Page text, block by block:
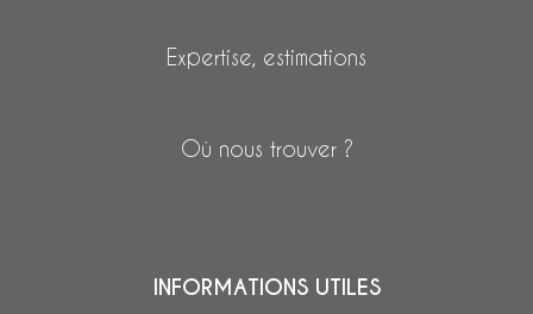
Expertise, estimations
Où nous trouver ?
INFORMATIONS UTILES